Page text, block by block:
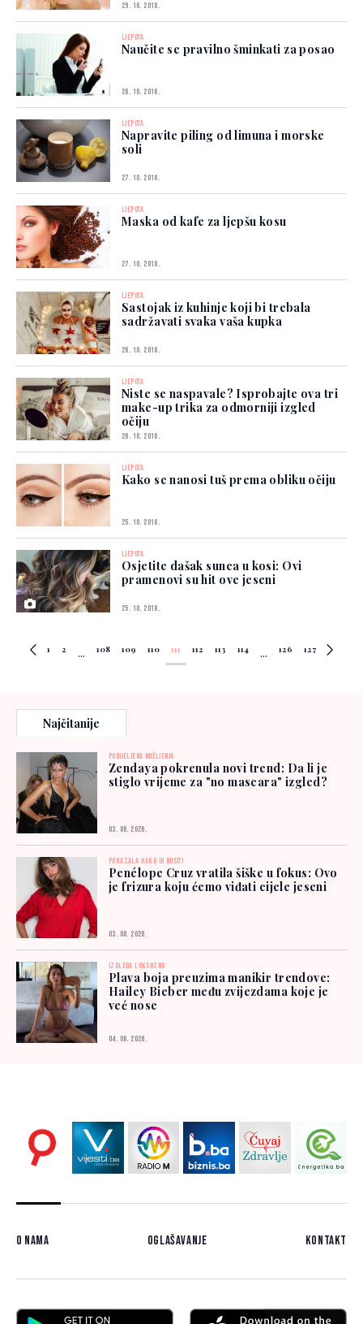
29. 10. 2018.
LJEPOTA
Naučite se pravilno šminkati za posao
28. 10. 2018.
LJEPOTA
Napravite piling od limuna i morske
soli
27. 10. 2018.
LJEPOTA
Maska od kafe za ljepšu kosu
27. 10. 2018.
LJEPOTA
Sastojak iz kuhinje koji bi trebala
sadržavati svaka vaša kupka
26. 10. 2018.
LJEPOTA
Niste se naspavale? Isprobajte ova tri
make-up trika za odmorniji izgled
očiju
26. 10. 2018.
LJEPOTA
Kako se nanosi tuš prema obliku očiju
25. 10. 2018.
LJEPOTA
Osjetite dašak sunca u kosi: Ovi
pramenovi su hit ove jeseni
25. 10. 2018.
1 2 ... 108 109 110 111 112 113 114 ... 126 127
Najčitanije
PODIJELJENA MIŠLJENJA
Zendaya pokrenula novi trend: Da li je
stiglo vrijeme za "no mascara" izgled?
03. 08. 2026.
POKAZALA KAKO IH NOSITI
Penélope Cruz vratila šiške u fokus: Ovo
je frizura koju ćemo viđati cijele jeseni
03. 08. 2026.
IZGLEDA LUKSUZNO
Plava boja preuzima manikir trendove:
Hailey Bieber među zvijezdama koje je
već nose
04. 08. 2026.
O nama Oglašavanje Kontakt